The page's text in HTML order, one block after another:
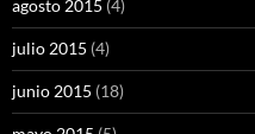
agosto 2015 (4)
julio 2015 (4)
junio 2015 (18)